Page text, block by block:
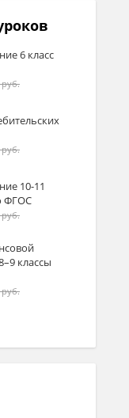
6 класс
руб.
руб.
10-11
ФГОС
руб.
классы
руб.